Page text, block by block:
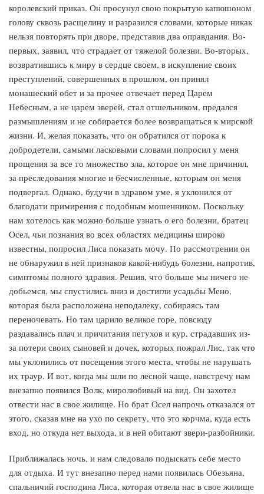
королевский приказ. Он просунул свою покрытую капюшоном
голову сквозь расщелину и разразился словами, которые никак
нельзя повторять при дворе, представив два оправдания. Во-
первых, заявил, что страдает от тяжелой болезни. Во-вторых,
возвратившись к миру в сердце своем, в искупление своих
преступлений, совершенных в прошлом, он принял
монашеский обет и за прочее отвечает перед Царем
Небесным, а не царем зверей, стал отшельником, предался
размышлениям и не собирается более возвращаться к мирской
жизни. И, желая показать, что он обратился от порока к
добродетели, самыми ласковыми словами попросил у меня
прощения за все то множество зла, которое он мне причинил,
за преследования многие и бесчисленные, которым он меня
подвергал. Однако, будучи в здравом уме, я уклонился от
благодати примирения с подобным мошенником. Поскольку
нам хотелось как можно больше узнать о его болезни, братец
Осел, чьи познания во всех областях медицины широко
известны, попросил Лиса показать мочу. По рассмотрении он
не обнаружил в ней признаков какой-нибудь болезни, напротив,
симптомы полного здравия. Решив, что больше мы ничего не
добьемся, мы спустились вниз и достигли усадьбы Мено,
которая была расположена неподалеку, собираясь там
переночевать. Но там царило великое горе, повсюду
раздавались плач и причитания петухов и кур, страдавших из-
за потери своих сыновей и дочек, которых пожрал Лис, так что
мы уклонились от посещения этого места, чтобы не нарушать
их траур. И вот, когда мы шли по лесной чаще, навстречу нам
внезапно появился Волк, миролюбивый на вид. Он захотел
отвести нас в свое жилище. Но брат Осел напрочь отказался от
этого, сказав мне на ухо по секрету, что это корчма, куда есть
вход, но откуда нет выхода, и в ней обитают звери-разбойники.
Приближалась ночь, и нам следовало подыскать себе место
для отдыха. И тут внезапно перед нами появилась Обезьяна,
спальничий господина Лиса, которая отвела нас в свое жилище